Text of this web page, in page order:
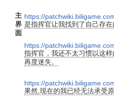
主
界
面
https://
是指挥官让我找到了自己存
https://
指挥官，我还不太习惯以这
再度迷失。
https://
果然,现在的我已经无法承受